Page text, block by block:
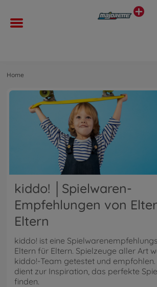
Home
kiddo! │Spielwaren-
Empfehlungen von
Eltern
kiddo! ist eine
Eltern für Eltern. Spielzeuge aller Art
kiddo!-Team getestet und
dient zur Inspiration, das perfekte
finden.